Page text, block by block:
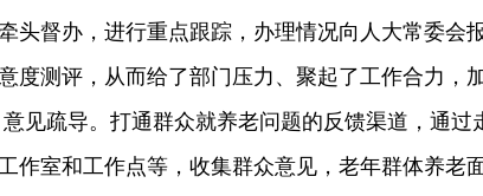
头督办，进行重点跟踪，办理情况向人大常委会
度测评，从而给了部门压力、聚起了工作合力，
见疏导。打通群众就养老问题的反馈渠道，通过
作室和工作点等，收集群众意见，老年群体养老